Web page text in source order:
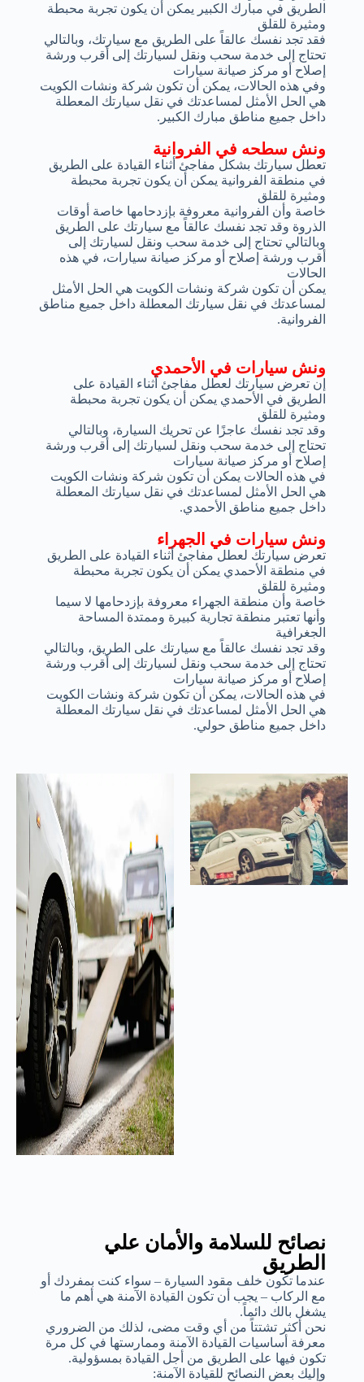
ونش سطحه في الفروانية
تعطل سيارتك بشكل مفاجئ أثناء القيادة على الطريق
في منطقة الفروانية يمكن أن يكون تجربة محبطة
ومثيرة للقلق
خاصة وأن الفروانية معروفة بإزدحامها خاصة أوقات
الذروة وقد تجد نفسك عالقاً مع سيارتك على الطريق
وبالتالي تحتاج إلى خدمة سحب ونقل لسيارتك إلى
أقرب ورشة إصلاح أو مركز صيانة سيارات، في هذه
الحالات
يمكن أن تكون شركة ونشات الكويت هي الحل الأمثل
لمساعدتك في نقل سيارتك المعطلة داخل جميع مناطق
الفروانية.
الطريق في مبارك الكبير يمكن أن يكون تجربة محبطة
ومثيرة للقلق
فقد تجد نفسك عالقاً على الطريق مع سيارتك، وبالتالي
تحتاج إلى خدمة سحب ونقل لسيارتك إلى أقرب ورشة
إصلاح أو مركز صيانة سيارات
وفي هذه الحالات، يمكن أن تكون شركة ونشات الكويت
هي الحل الأمثل لمساعدتك في نقل سيارتك المعطلة
داخل جميع مناطق مبارك الكبير.
ونش سيارات في الجهراء
تعرض سيارتك لعطل مفاجئ أثناء القيادة على الطريق
في منطقة الأحمدي يمكن أن يكون تجربة محبطة
ومثيرة للقلق
خاصة وأن منطقة الجهراء معروفة بإزدحامها لا سيما
وأنها تعتبر منطقة تجارية كبيرة وممتدة المساحة
الجغرافية
وقد تجد نفسك عالقاً مع سيارتك على الطريق، وبالتالي
تحتاج إلى خدمة سحب ونقل لسيارتك إلى أقرب ورشة
إصلاح أو مركز صيانة سيارات
في هذه الحالات، يمكن أن تكون شركة ونشات الكويت
هي الحل الأمثل لمساعدتك في نقل سيارتك المعطلة
داخل جميع مناطق حولي.
ونش سيارات في الأحمدي
إن تعرض سيارتك لعطل مفاجئ أثناء القيادة على
الطريق في الأحمدي يمكن أن يكون تجربة محبطة
ومثيرة للقلق
وقد تجد نفسك عاجزًا عن تحريك السيارة، وبالتالي
تحتاج إلى خدمة سحب ونقل لسيارتك إلى أقرب ورشة
إصلاح أو مركز صيانة سيارات
في هذه الحالات يمكن أن تكون شركة ونشات الكويت
هي الحل الأمثل لمساعدتك في نقل سيارتك المعطلة
داخل جميع مناطق الأحمدي.
نصائح للسلامة والأمان علي
الطريق
عندما تكون خلف مقود السيارة – سواء كنت بمفردك أو
مع الركاب – يجب أن تكون القيادة الآمنة هي أهم ما
يشغل بالك دائماً.
نحن أكثر تشتتاً من أي وقت مضى، لذلك من الضروري
معرفة أساسيات القيادة الآمنة وممارستها في كل مرة
تكون فيها على الطريق من أجل القيادة بمسؤولية.
وإليك بعض النصائح للقيادة الآمنة: